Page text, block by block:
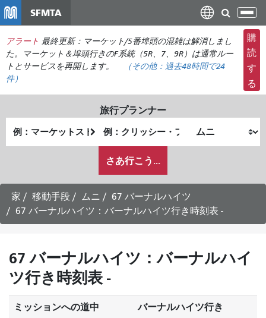
ン
コ
ン
ン
ツ
移
SFMTA
ナ
ビ
ゲ
ー
シ
ョ
の
切
り
え
アラート 最終更新：マーケット/5番埠頭の混雑は解消しまし
た。マーケット＆埠頭行きのF系統（5R、7、9R）は通常ルー
トとサービスを再開します。
（その他： 過去48時間で24
件）
購
読
す
る
旅行プランナー
出
発
終
了
が
ど
の
よ
う
旅
を
た
い
さあ行こう...
家 移動手段 ムニ
67 バーナルハイツ
67 バーナルハイツ：バーナルハイツ行き時刻表 -
67 バーナルハイツ：バーナルハイ
ツ行き時刻表 -
ミッションへの道中 バーナルハイツ行き